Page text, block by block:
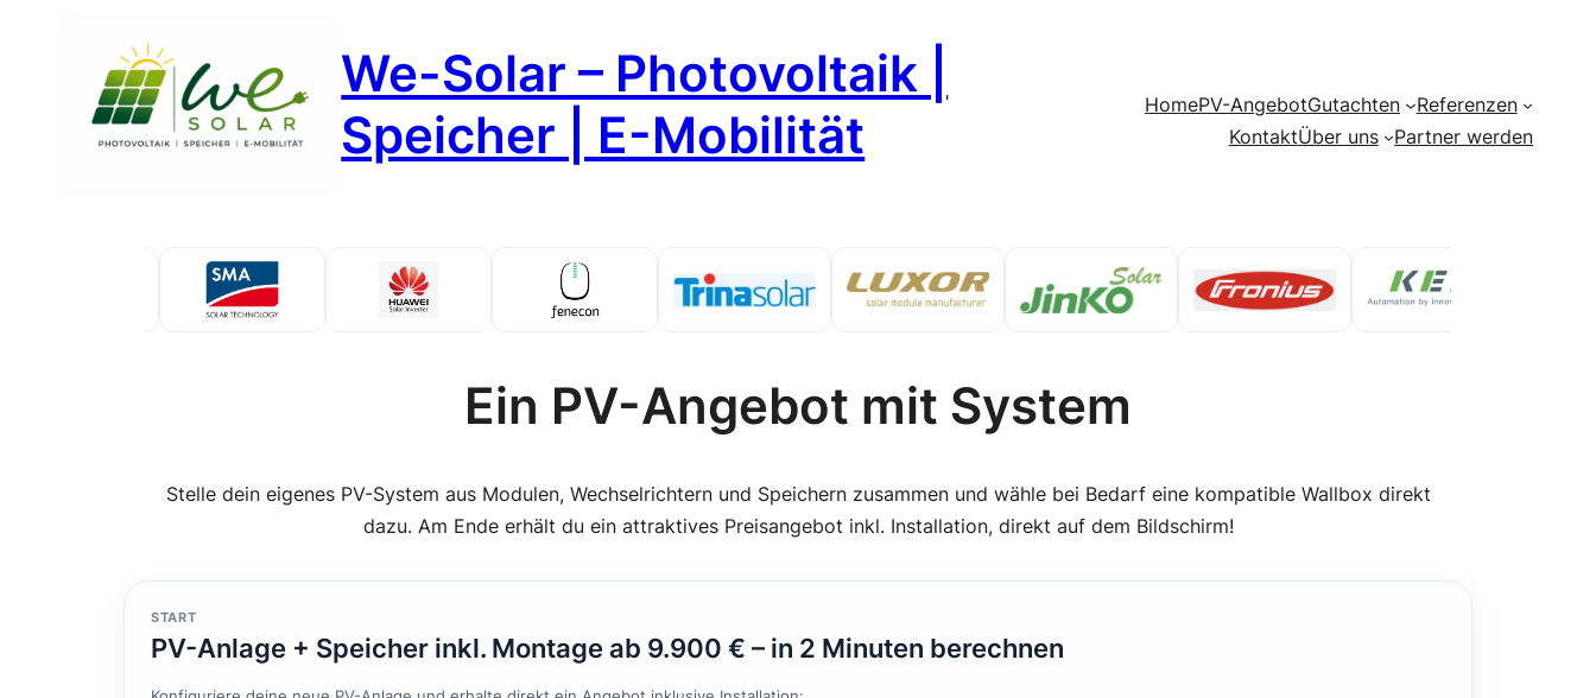
We-Solar – Photovoltaik |
Speicher | E-Mobilität
HomePV-AngebotGutachten
Referenzen
KontaktÜber uns Partner werden
Ein PV-Angebot mit System
Stelle dein eigenes PV-System aus Modulen, Wechselrichtern und Speichern zusammen und wähle bei Bedarf eine kompatible Wallbox direkt
dazu. Am Ende erhält du ein attraktives Preisangebot inkl. Installation, direkt auf dem Bildschirm!
START
PV-Anlage + Speicher inkl. Montage ab 9.900 € – in 2 Minuten berechnen